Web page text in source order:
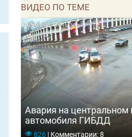
ВИДЕО ПО ТЕМЕ
Авария на центральном
автомобиля ГИБДД
826 |Комментарии: 8